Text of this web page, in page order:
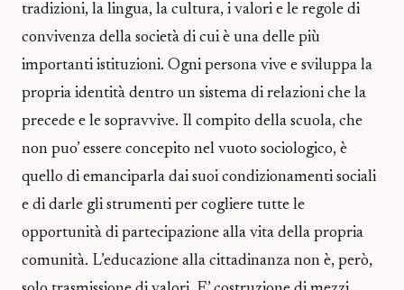
tradizioni, la lingua, la cultura, i valori e le regole di
convivenza della società di cui è una delle più
importanti istituzioni. Ogni persona vive e sviluppa la
propria identità dentro un sistema di relazioni che la
precede e le sopravvive. Il compito della scuola, che
non puo’ essere concepito nel vuoto sociologico, è
quello di emanciparla dai suoi condizionamenti sociali
e di darle gli strumenti per cogliere tutte le
opportunità di partecipazione alla vita della propria
comunità. L’educazione alla cittadinanza non è, però,